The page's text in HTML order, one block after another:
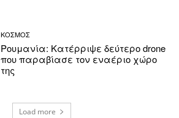
ΚΟΣΜΟΣ
Ρουμανία: Κατέρριψε δεύτερο drone
που παραβίασε τον εναέριο χώρο
της
Load more